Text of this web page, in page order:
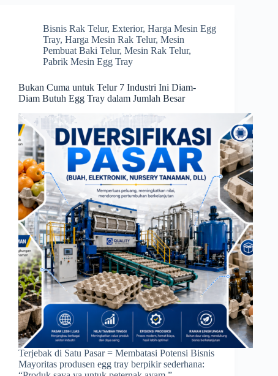
Bisnis Rak Telur, Exterior, Harga Mesin Egg
Tray, Harga Mesin Rak Telur, Mesin
Pembuat Baki Telur, Mesin Rak Telur,
Pabrik Mesin Egg Tray
Bukan Cuma untuk Telur 7 Industri Ini Diam-
Diam Butuh Egg Tray dalam Jumlah Besar
Terjebak di Satu Pasar = Membatasi Potensi Bisnis
Mayoritas produsen egg tray berpikir sederhana: